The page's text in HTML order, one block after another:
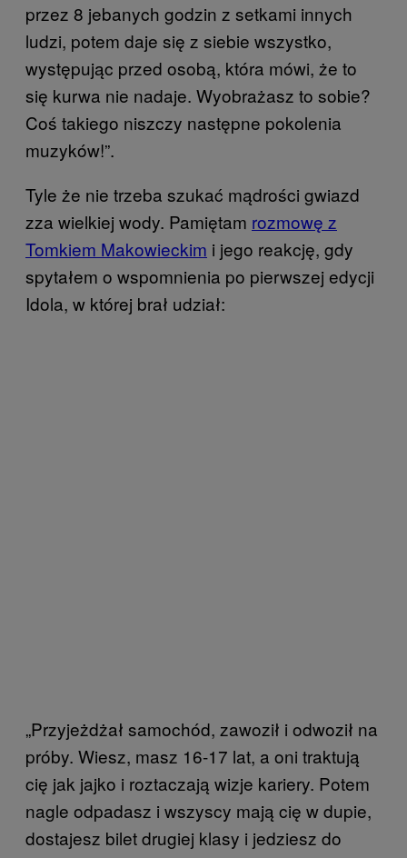
przez 8 jebanych godzin z setkami innych
ludzi, potem daje się z siebie wszystko,
występując przed osobą, która mówi, że to
się kurwa nie nadaje. Wyobrażasz to sobie?
Coś takiego niszczy następne pokolenia
muzyków!”.
Tyle że nie trzeba szukać mądrości gwiazd
zza wielkiej wody. Pamiętam rozmowę z
Tomkiem Makowieckim i jego reakcję, gdy
spytałem o wspomnienia po pierwszej edycji
Idola, w której brał udział:
„Przyjeżdżał samochód, zawoził i odwoził na
próby. Wiesz, masz 16-17 lat, a oni traktują
cię jak jajko i roztaczają wizje kariery. Potem
nagle odpadasz i wszyscy mają cię w dupie,
dostajesz bilet drugiej klasy i jedziesz do